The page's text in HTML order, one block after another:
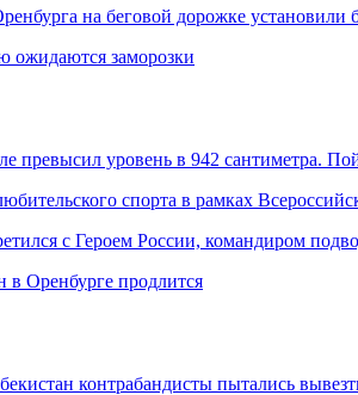
на беговой дорожке установили
ожидаются заморозки
превысил уровень в 942 сантиметра.
спорта в рамках
с Героем России, командиром
в Оренбурге продлится
контрабандисты пытались